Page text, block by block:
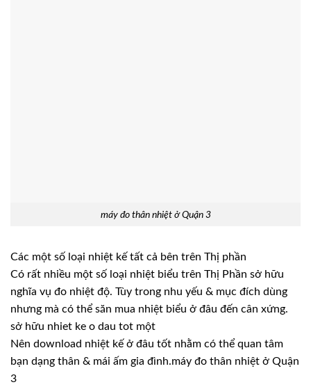
máy đo thân nhiệt ở Quận 3
Các một số loại nhiệt kế tất cả bên trên Thị phần
Có rất nhiều một số loại nhiệt biểu trên Thị Phần sở hữu
nghĩa vụ đo nhiệt độ. Tùy trong nhu yếu & mục đích dùng
nhưng mà có thể săn mua nhiệt biểu ở đâu đến cân xứng.
sở hữu nhiet ke o dau tot một
Nên download nhiệt kế ở đâu tốt nhằm có thể quan tâm
bạn dạng thân & mái ấm gia đình.máy đo thân nhiệt ở Quận
3